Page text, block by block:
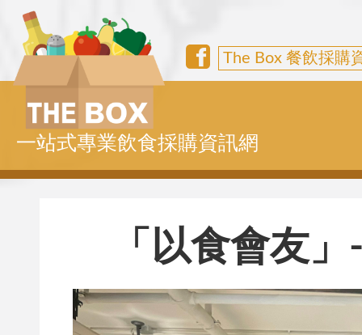
The Box 餐飲採購
一站式專業飲食採購資訊網
「以食會友